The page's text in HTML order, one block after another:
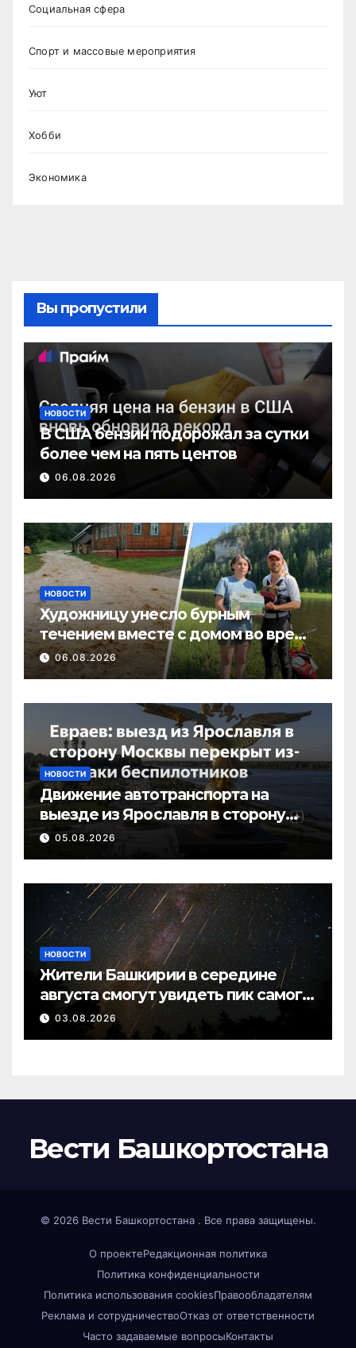
Социальная сфера
Спорт и массовые мероприятия
Уют
Хобби
Экономика
Вы пропустили
НОВОСТИ
В США бензин подорожал за сутки
более чем на пять центов
06.08.2026
НОВОСТИ
Художницу унесло бурным
течением вместе с домом во время
потопа в Пермском крае
06.08.2026
НОВОСТИ
Движение автотранспорта на
выезде из Ярославля в сторону
Москвы перекрыто в связи с
05.08.2026
НОВОСТИ
Жители Башкирии в середине
августа смогут увидеть пик самого
яркого звездопада года
03.08.2026
Вести Башкортостана
© 2026 Вести Башкортостана . Все права защищены.
О проектеРедакционная политика
Политика конфиденциальности
Политика использования cookiesПравообладателям
Реклама и сотрудничествоОтказ от ответственности
Часто задаваемые вопросыКонтакты